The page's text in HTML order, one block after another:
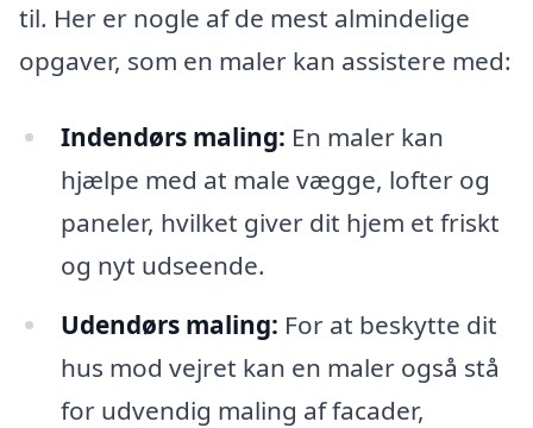
til. Her er nogle af de mest almindelige
opgaver, som en maler kan assistere med:
Indendørs maling: En maler kan
hjælpe med at male vægge, lofter og
paneler, hvilket giver dit hjem et friskt
og nyt udseende.
Udendørs maling: For at beskytte dit
hus mod vejret kan en maler også stå
for udvendig maling af facader,